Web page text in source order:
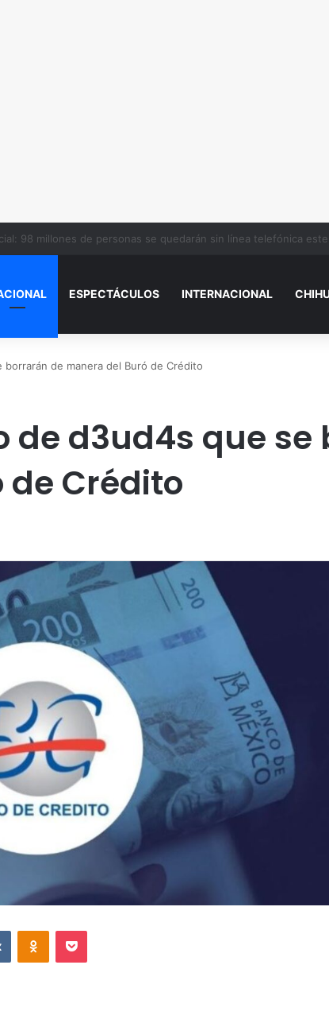
‘tablearon’ a 3 en Riberas
ESPECTÁCULOS INTERNACIONAL
de manera del Buró de Crédito
de d3ud4s que se
Crédito
VKontakteOdnoklassniki
Pocket